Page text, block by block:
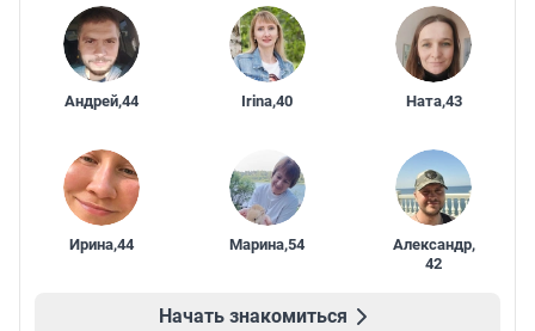
Андрей,44 Irina,40 Ната,43
Ирина,44 Марина,54 Александр,
42
Начать знакомиться